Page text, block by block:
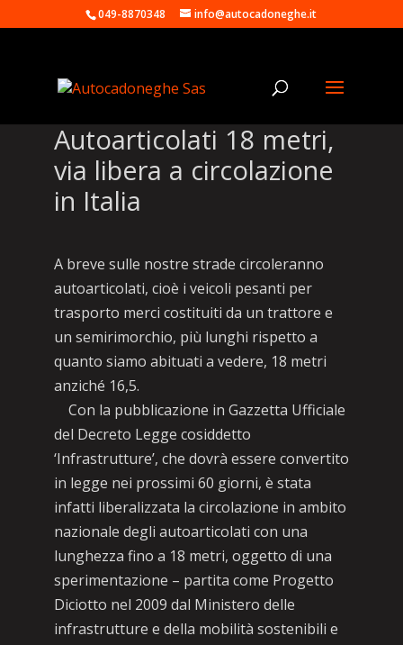
049-8870348 info@autocadoneghe.it
Autoarticolati 18 metri,
via libera a circolazione
in Italia
A breve sulle nostre strade circoleranno
autoarticolati, cioè i veicoli pesanti per
trasporto merci costituiti da un trattore e
un semirimorchio, più lunghi rispetto a
quanto siamo abituati a vedere, 18 metri
anziché 16,5.
Con la pubblicazione in Gazzetta Ufficiale
del Decreto Legge cosiddetto
‘Infrastrutture’, che dovrà essere convertito
in legge nei prossimi 60 giorni, è stata
infatti liberalizzata la circolazione in ambito
nazionale degli autoarticolati con una
lunghezza fino a 18 metri, oggetto di una
sperimentazione – partita come Progetto
Diciotto nel 2009 dal Ministero delle
infrastrutture e della mobilità sostenibili e